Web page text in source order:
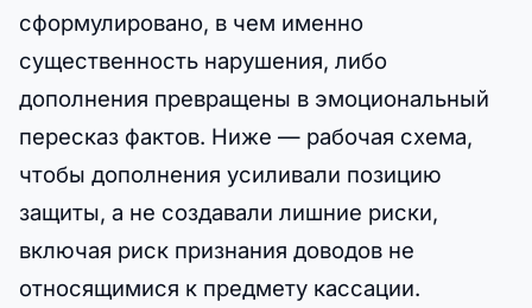
сформулировано, в чем именно
существенность нарушения, либо
дополнения превращены в эмоциональный
пересказ фактов. Ниже — рабочая схема,
чтобы дополнения усиливали позицию
защиты, а не создавали лишние риски,
включая риск признания доводов не
относящимися к предмету кассации.